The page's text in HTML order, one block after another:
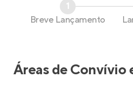
1
Breve Lançamento
Áreas de Convívio